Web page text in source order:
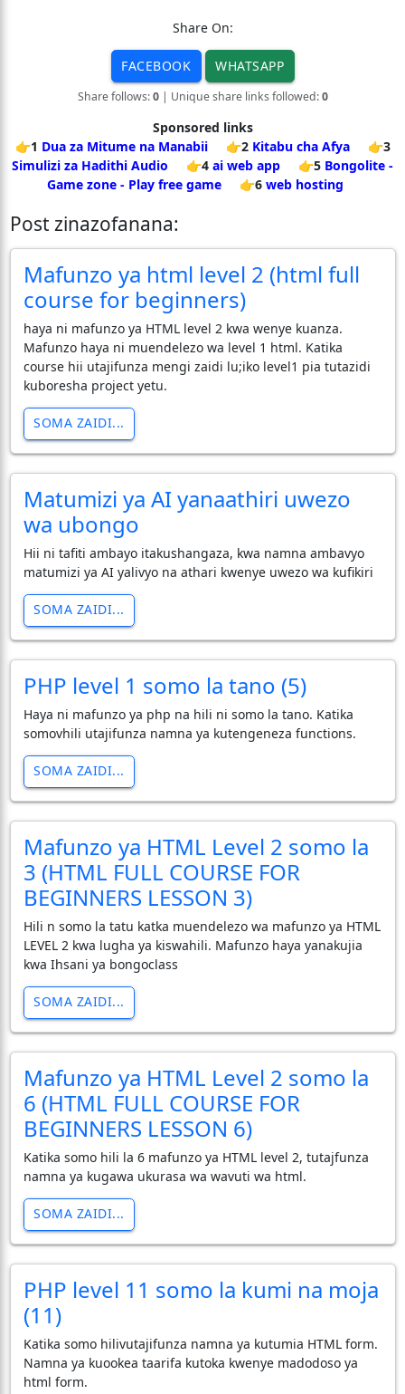
Share On:
FACEBOOK WHATSAPP
Share follows:0| Unique share links followed:0
Sponsored links
👉1 Dua za Mitume na Manabii 👉2 Kitabu cha Afya
👉3
Simulizi za Hadithi Audio
👉4 ai web app 👉5 Bongolite -
Game zone - Play free game
👉6 web hosting
Post zinazofanana:
Mafunzo ya html level 2 (html full
course for beginners)
haya ni mafunzo ya HTML level 2 kwa wenye kuanza.
Mafunzo haya ni muendelezo wa level 1 html. Katika
course hii utajifunza mengi zaidi lu;iko level1 pia tutazidi
kuboresha project yetu.
SOMA ZAIDI...
Matumizi ya AI yanaathiri uwezo
wa ubongo
Hii ni tafiti ambayo itakushangaza, kwa namna ambavyo
matumizi ya AI yalivyo na athari kwenye uwezo wa kufikiri
SOMA ZAIDI...
PHP level 1 somo la tano (5)
Haya ni mafunzo ya php na hili ni somo la tano. Katika
somovhili utajifunza namna ya kutengeneza functions.
SOMA ZAIDI...
Mafunzo ya HTML Level 2 somo la
3 (HTML FULL COURSE FOR
BEGINNERS LESSON 3)
Hili n somo la tatu katka muendelezo wa mafunzo ya HTML
LEVEL 2 kwa lugha ya kiswahili. Mafunzo haya yanakujia
kwa Ihsani ya bongoclass
SOMA ZAIDI...
Mafunzo ya HTML Level 2 somo la
6 (HTML FULL COURSE FOR
BEGINNERS LESSON 6)
Katika somo hili la 6 mafunzo ya HTML level 2, tutajfunza
namna ya kugawa ukurasa wa wavuti wa html.
SOMA ZAIDI...
PHP level 11 somo la kumi na moja
(11)
Katika somo hilivutajifunza namna ya kutumia HTML form.
Namna ya kuookea taarifa kutoka kwenye madodoso ya
html form.